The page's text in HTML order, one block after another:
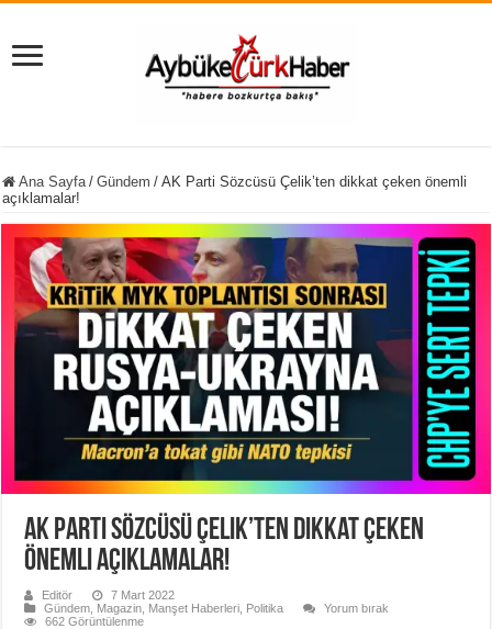
Ana Sayfa / Gündem / AK Parti Sözcüsü Çelik’ten dikkat çeken önemli
açıklamalar!
AK Parti Sözcüsü Çelik’ten dikkat çeken
önemli açıklamalar!
Editör
7 Mart 2022
Gündem Magazin Manşet Haberleri Politika
Yorum bırak
662 Görüntülenme